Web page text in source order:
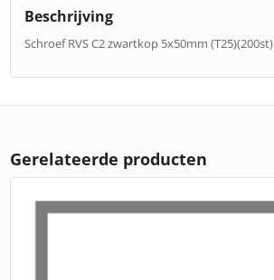
Beschrijving
Schroef RVS C2 zwartkop 5x50mm (T25)(200st)
Gerelateerde producten